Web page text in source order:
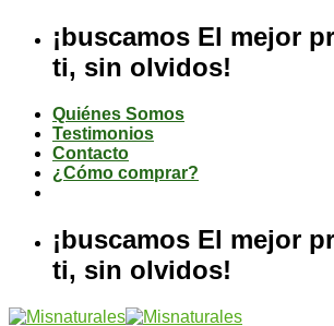
contenido
¡buscamos El mejor
ti, sin olvidos!
Quiénes Somos
Testimonios
Contacto
¿Cómo comprar?
¡buscamos El mejor
ti, sin olvidos!